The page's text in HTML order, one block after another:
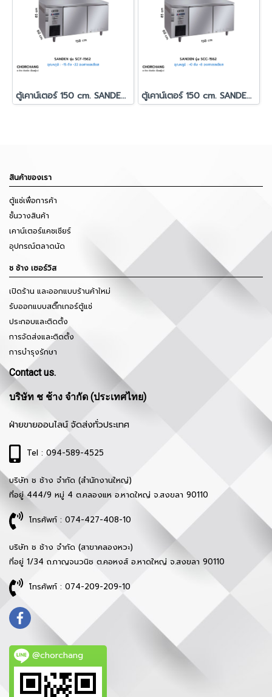
ตู้เคาน์เตอร์ 150 cm. SANDEN รุ่น SCF-1562 ตู้เคาน์เตอร์ 150 cm. SANDEN รุ่น SCC-1562
สินค้าของเรา
ตู้แช่เพื่อการค้า
ชั้นวางสินค้า
เคาน์เตอร์แคชเชียร์
อุปกรณ์ตลาดนัด
ช ช้าง เซอร์วิส
เปิดร้าน และออกแบบร้านค้าใหม่
รับออกแบบสติ๊กเกอร์ตู้แช่
ประกอบและติดตั้ง
การจัดส่งและติดตั้ง
การบำรุงรักษา
Contact us.
บริษัท ช ช้าง จำกัด (ประเทศไทย)
ฝ่ายขายออนไลน์ จัดส่งทั่วประเทศ
Tel : 094-589-4525
บริษัท ช ช้าง จำกัด (สำนักงานใหญ่)
ที่อยู่ 444/9 หมู่ 4 ต.คลองแห อ.หาดใหญ่ จ.สงขลา 90110
โทรศัพท์ : 074-427-408-10
บริษัท ช ช้าง จำกัด (สาขาคลองหวะ)
ที่อยู่ 1/34 ถ.กาญจนวนิช ต.คอหงส์ อ.หาดใหญ่ จ.สงขลา 90110
โทรศัพท์ : 074-209-209-10
@chorchang